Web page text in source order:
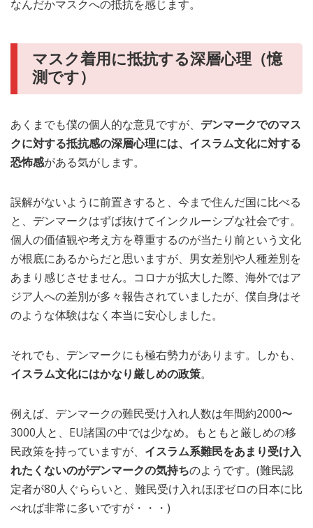
なんだかマスクへの抵抗を感じます。
マスク着用に抵抗する深層心理（憶
測です）
あくまでも僕の個人的な意見ですが、 デンマークでのマス
クに対する抵抗感の深層心理には、イスラム文化に対する
恐怖感がある気がします。
誤解がないように前置きすると、今まで住んだ国に比べる
と、デンマークはずば抜けてインクルーシブな社会です。
個人の価値観や考え方を尊重するのが当たり前という文化
が根底にあるからだと思いますが、男女差別や人種差別を
あまり感じさせません。コロナが拡大した際、海外ではア
ジア人への差別が多々報告されていましたが、僕自身はそ
のような体験はなく本当に安心しました。
それでも、デンマークにも極右勢力があります。しかも、
イスラム文化にはかなり厳しめの政策。
例えば、デンマークの難民受け入れ人数は年間約2000〜
3000人と、EU諸国の中では少なめ。もともと厳しめの移
民政策を持っていますが、 イスラム系難民をあまり受け入
れたくないのがデンマークの気持ちのようです。(難民認
定者が80人ぐららいと、難民受け入れほぼゼロの日本に比
べれば非常に多いですが・・・)